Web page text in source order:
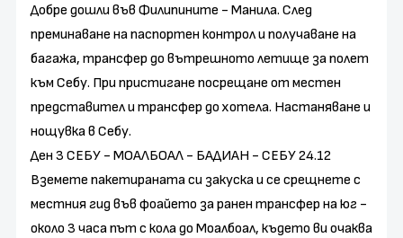
Добре дошли във Филипините - Манила. След
преминаване на паспортен контрол и получаване на
багажа, трансфер до вътрешното летище за полет
към Себу. При пристигане посрещане от местен
представител и трансфер до хотела. Настаняване и
нощувка в Себу.
Ден 3 СЕБУ - МОАЛБОАЛ - БАДИАН - СЕБУ 24.12
Вземете пакетираната си закуска и се срещнете с
местния гид във фоайето за ранен трансфер на юг -
около 3 часа път с кола до Моалбоал, където ви очаква